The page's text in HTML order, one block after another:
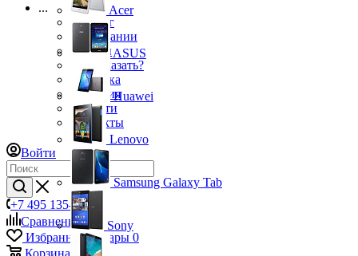
...
Каталог
О компании
Бренды
Как заказать?
Доставка
Гарантия
Новости
Контакты
Войти
+7 495 135-39-43
Сравнение0
Избранные товары 0
Корзина
Acer
ASUS
Huawei
Lenovo
Samsung Galaxy Tab
Sony